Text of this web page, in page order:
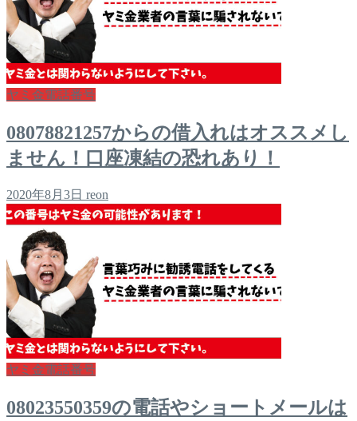
ヤミ金電話番号
08078821257からの借入れはオススメし
ません！口座凍結の恐れあり！
2020年8月3日 reon
ヤミ金電話番号
08023550359の電話やショートメールは